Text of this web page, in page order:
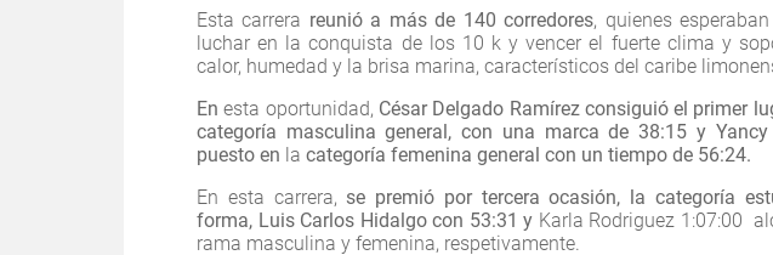
Esta carrera reunió a más de 140 corredores, quienes
luchar en la conquista de los 10 k y vencer el fuerte clima y
calor, humedad y la brisa marina, característicos del caribe
En esta oportunidad, César Delgado Ramírez consiguió el primer
categoría masculina general, con una marca de 38:15 y
puesto en la categoría femenina general con un tiempo de 56:24.
En esta carrera, se premió por tercera ocasión, la categoría
forma, Luis Carlos Hidalgo con 53:31 y Karla Rodriguez 1:07:00
rama masculina y femenina, respetivamente.